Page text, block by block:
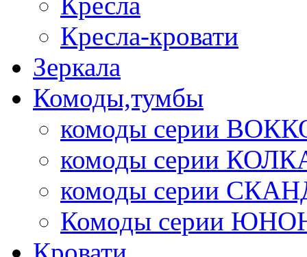
Кресла-кровати
Зеркала
Комоды,тумбы
комоды серии
комоды серии
комоды серии
Комоды серии